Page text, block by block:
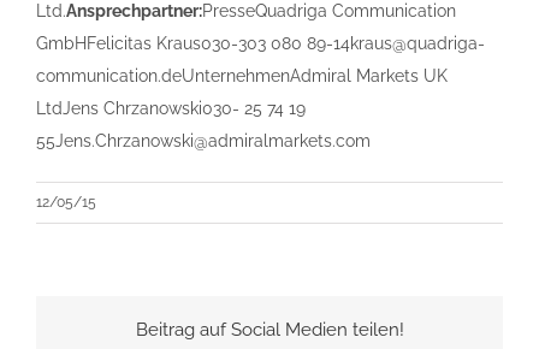
Ltd.Ansprechpartner:PresseQuadriga Communication
GmbHFelicitas Kraus030-303 080 89-14kraus@quadriga-
communication.deUnternehmenAdmiral Markets UK
LtdJens Chrzanowski030- 25 74 19
55Jens.Chrzanowski@admiralmarkets.com
12/05/15
Beitrag auf Social Medien teilen!